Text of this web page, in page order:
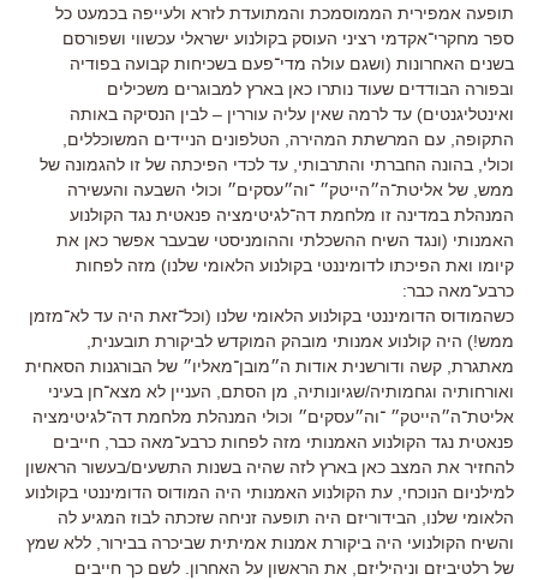
תופעה אמפירית הממוסמכת והמתועדת לזרא ולעייפה בכמעט כל
ספר מחקרי־אקדמי רציני העוסק בקולנוע ישראלי עכשווי ושפורסם
בשנים האחרונות (ושגם עולה מדי־פעם בשכיחות קבועה בפודיה
ובפורה הבודדים שעוד נותרו כאן בארץ למבוגרים משכילים
ואינטליגנטים) עד לרמה שאין עליה עוררין – לבין הנסיקה באותה
התקופה, עם המרשתת המהירה, הטלפונים הניידים המשוכללים,
וכולי, בהונה החברתי והתרבותי, עד לכדי הפיכתה של זו להגמונה של
ממש, של אליטת־ה״הייטק״ ־וה״עסקים״ וכולי השבעה והעשירה
המנהלת במדינה זו מלחמת דה־לגיטימציה פנאטית נגד הקולנוע
האמנותי (ונגד השיח ההשכלתי וההומניסטי שבעבר אפשר כאן את
קיומו ואת הפיכתו לדומיננטי בקולנוע הלאומי שלנו) מזה לפחות
כרבע־מאה כבר:
כשהמודוס הדומיננטי בקולנוע הלאומי שלנו (וכל־זאת היה עד לא־מזמן
ממש!) היה קולנוע אמנותי מובהק המוקדש לביקורת תובענית,
מאתגרת, קשה ודורשנית אודות ה״מובן־מאליו״ של הבורגנות הסאחית
ואורחותיה וגחמותיה/שגיונותיה, מן הסתם, העניין לא מצא־חן בעיני
אליטת־ה״הייטק״ ־וה״עסקים״ וכולי המנהלת מלחמת דה־לגיטימציה
פנאטית נגד הקולנוע האמנותי מזה לפחות כרבע־מאה כבר, חייבים
להחזיר את המצב כאן בארץ לזה שהיה בשנות התשעים/בעשור הראשון
למילניום הנוכחי, עת הקולנוע האמנותי היה המודוס הדומיננטי בקולנוע
הלאומי שלנו, הבידוריזם היה תופעה זניחה שזכתה לבוז המגיע לה
והשיח הקולנועי היה ביקורת אמנות אמיתית שביכרה בבירור, ללא שמץ
של רלטיביזם וניהיליזם, את הראשון על האחרון. לשם כך חייבים